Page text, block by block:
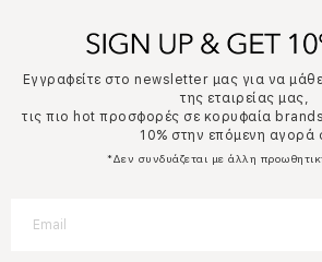
Εγγραφείτε στο newsletter μας για να
της εταιρείας μας,
τις πιο hot προσφορές σε κορυφαία
10% στην επόμενη αγορά
*Δεν συνδυάζεται με άλλη